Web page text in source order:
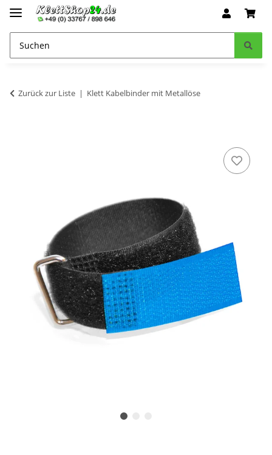
Zurück zur Liste Klett Kabelbinder mit Metallöse